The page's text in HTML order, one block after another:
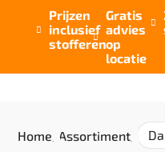

Prijzen
inclusief
stofferen

Gratis
advies
op
locatie

Home Assortiment